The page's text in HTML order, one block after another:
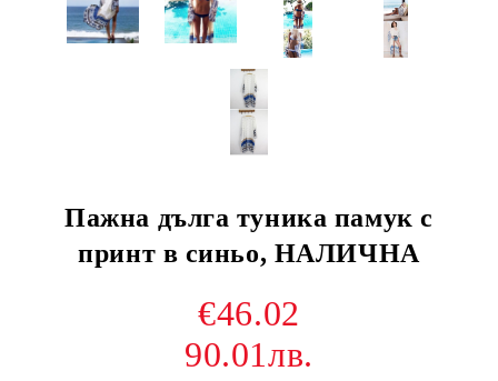
Пажна дълга туника памук с
принт в синьо, НАЛИЧНА
€46.02
90.01лв.